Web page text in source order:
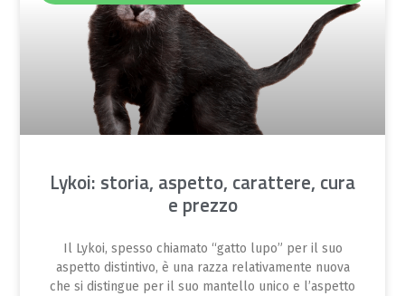
Lykoi: storia, aspetto, carattere, cura
e prezzo
Il Lykoi, spesso chiamato “gatto lupo” per il suo
aspetto distintivo, è una razza relativamente nuova
che si distingue per il suo mantello unico e l’aspetto